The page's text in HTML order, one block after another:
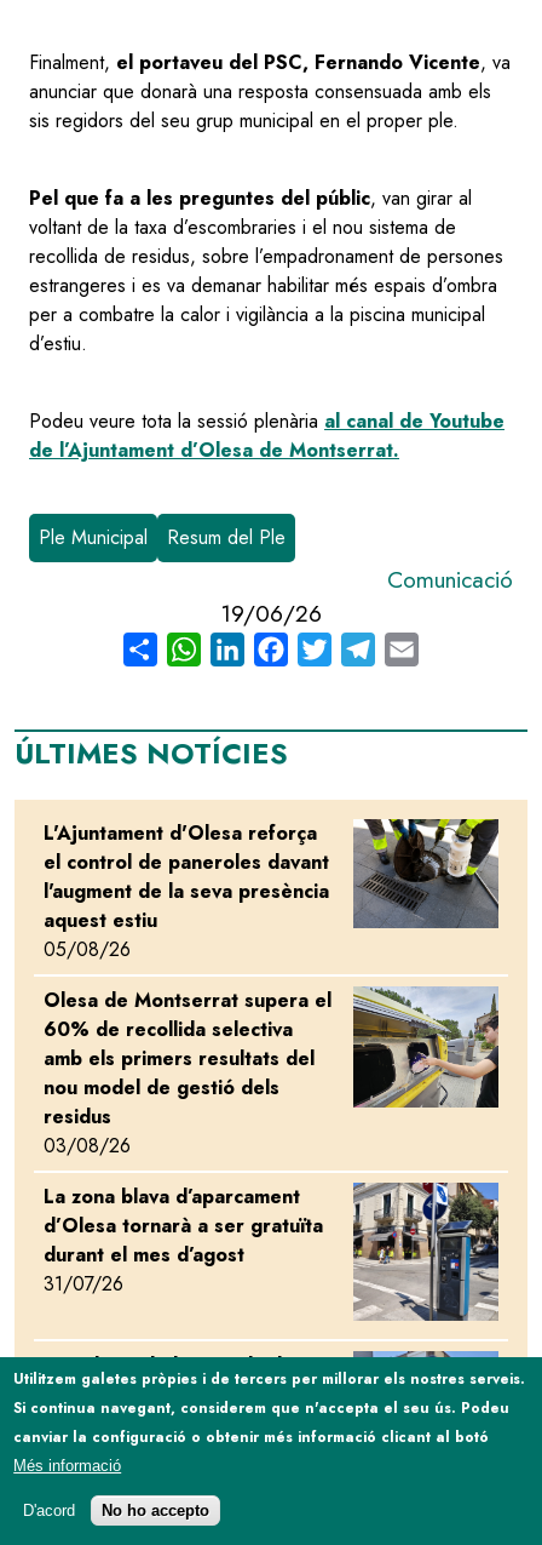
Finalment, el portaveu del PSC, Fernando Vicente, va
anunciar que donarà una resposta consensuada amb els
sis regidors del seu grup municipal en el proper ple.
Pel que fa a les preguntes del públic, van girar al
voltant de la taxa d’escombraries i el nou sistema de
recollida de residus, sobre l’empadronament de persones
estrangeres i es va demanar habilitar més espais d’ombra
per a combatre la calor i vigilància a la piscina municipal
d’estiu.
Podeu veure tota la sessió plenària al canal de Youtube
de l’Ajuntament d’Olesa de Montserrat.
Ple Municipal Resum del Ple
Comunicació
19/06/26
Share WhatsAppLinkedInFacebook
Twitter Telegram
ÚLTIMES NOTÍCIES
L'Ajuntament d'Olesa reforça
el control de paneroles davant
l'augment de la seva presència
aquest estiu
05/08/26
Image
Olesa de Montserrat supera el
60% de recollida selectiva
amb els primers resultats del
nou model de gestió dels
residus
03/08/26
Image
La zona blava d’aparcament
d’Olesa tornarà a ser gratuïta
durant el mes d’agost
31/07/26
Image
Les obres de l’avinguda de
Francesc Macià avancen
segons el ritme previst i
encaren una nova fase a
l’agost
30/07/26
Image
Utilitzem galetes pròpies i de tercers per millorar els nostres serveis.
Si continua navegant, considerem que n'accepta el seu ús. Podeu
canviar la configuració o obtenir més informació clicant al botó
Més informació
D'acord No ho accepto